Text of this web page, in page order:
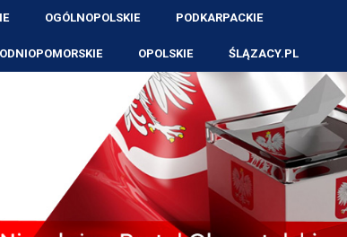
OGÓLNOPOLSKIE PODKARPACKIE
OPOLSKIE ŚLĄZACY.PL